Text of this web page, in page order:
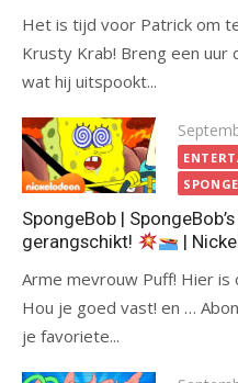
Het is tijd voor Patrick om
Krusty Krab! Breng een
wat hij uitspookt...
Posted
on
SpongeBob |
gerangschikt!
|
Arme mevrouw Puff! Hier
Hou je goed vast! en …
je favoriete...